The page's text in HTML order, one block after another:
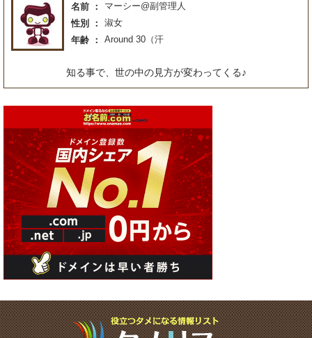
名前
マーシー@副管理人
性別
淑女
年齢
Around 30（汗
知る事で、世の中の見方が変わってくる♪